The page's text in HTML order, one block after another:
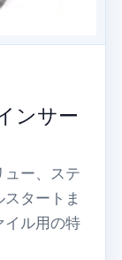
ンサー
ュー、ステ
タートま
イル用の特